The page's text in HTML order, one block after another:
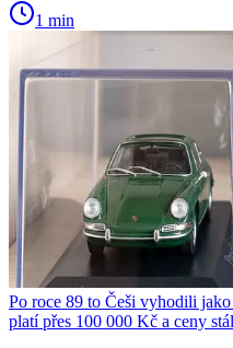
1 min
Po roce 89 to Češi vyhodili
platí přes 100 000 Kč a ceny